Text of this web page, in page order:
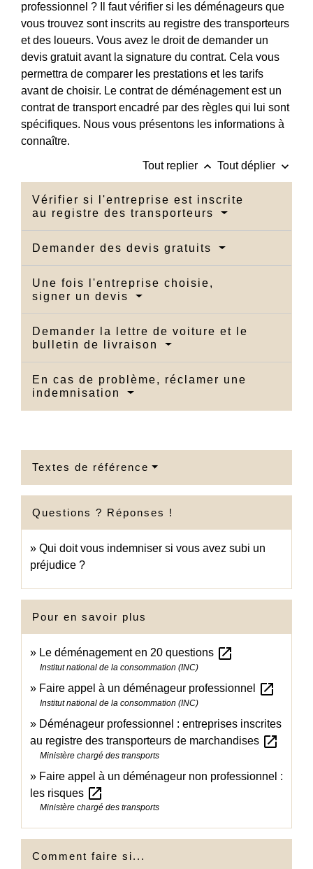
professionnel ? Il faut vérifier si les déménageurs que
vous trouvez sont inscrits au registre des transporteurs
et des loueurs. Vous avez le droit de demander un
devis gratuit avant la signature du contrat. Cela vous
permettra de comparer les prestations et les tarifs
avant de choisir. Le contrat de déménagement est un
contrat de transport encadré par des règles qui lui sont
spécifiques. Nous vous présentons les informations à
connaître.
Tout replier keyboard_arrow_up Tout déplier keyboard_arrow_down
Vérifier si l'entreprise est inscrite
au registre des transporteurs
Demander des devis gratuits
Une fois l'entreprise choisie,
signer un devis
Demander la lettre de voiture et le
bulletin de livraison
En cas de problème, réclamer une
indemnisation
Textes de référence
Questions ? Réponses !
Qui doit vous indemniser si vous avez subi un
préjudice ?
Pour en savoir plus
Le déménagement en 20 questions open_in_new
Institut national de la consommation (INC)
Faire appel à un déménageur professionnel open_in_new
Institut national de la consommation (INC)
Déménageur professionnel : entreprises inscrites
au registre des transporteurs de marchandises open_in_new
Ministère chargé des transports
Faire appel à un déménageur non professionnel :
les risques open_in_new
Ministère chargé des transports
Comment faire si...